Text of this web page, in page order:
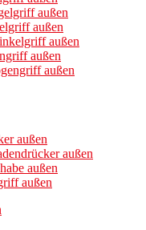
außen
außen
außen
außen
außen
außen
außen
außen
außen